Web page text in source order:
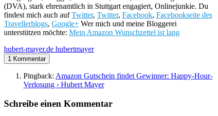
(DVA), stark ehrenamtlich in Stuttgart engagiert, Onlinejunkie. Du
findest mich auch aufTwitter, Twitter, Facebook, Facebookseite des
Travellerblogs, Google+ Wer mich und meine Bloggerei
unterstützen möchte: Mein Amazon Wunschzettel ist lang
hubert-mayer.de hubertmayer
1 Kommentar
Pingback: Amazon Gutschein findet Gewinner: Happy-Hour-
Verlosung › Hubert Mayer
Schreibe einen Kommentar